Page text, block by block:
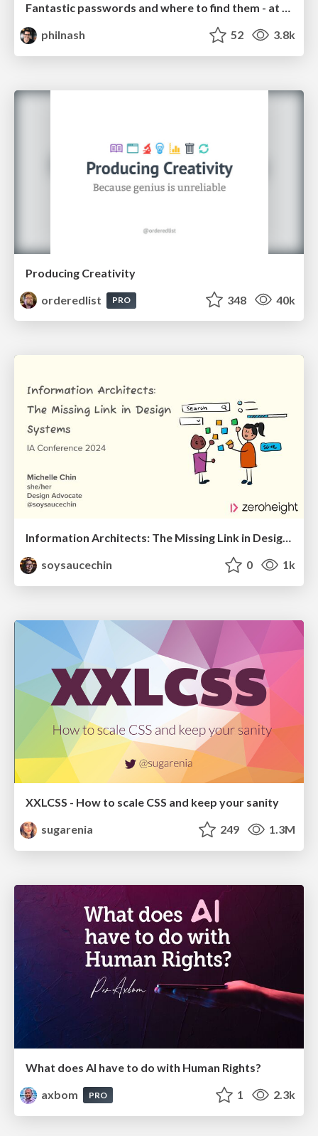
Fantastic passwords and where to find them - at NoRuKo
philnash
52 3.8k
Producing Creativity
orderedlist
PRO 348 40k
Information Architects: The Missing Link in Design Systems
soysaucechin
0 1k
XXLCSS - How to scale CSS and keep your sanity
sugarenia
249 1.3M
What does AI have to do with Human Rights?
axbom
PRO 1 2.3k